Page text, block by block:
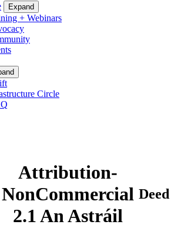
Expand
+ Webinars
Circle
Attribution-
NonCommercial
2.1 An Astráil
Deed